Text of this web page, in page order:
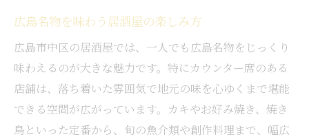
広島名物を味わう居酒屋の楽しみ方
広島市中区の居酒屋では、一人でも広島名物をじっくり
味わえるのが大きな魅力です。特にカウンター席のある
店舗は、落ち着いた雰囲気で地元の味を心ゆくまで堪能
できる空間が広がっています。カキやお好み焼き、焼き
鳥といった定番から、旬の魚介類や創作料理まで、幅広